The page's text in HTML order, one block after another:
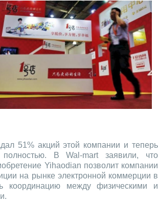
51% акций этой компании и теперь
полностью. В Wal-mart заявили, что
Yihaodian позволит компании
на рынке электронной коммерции в
координацию между физическими и